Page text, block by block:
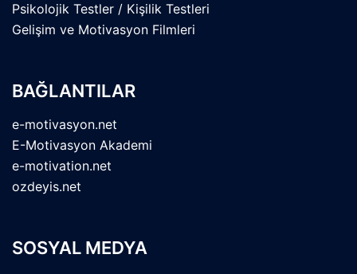
Psikolojik Testler / Kişilik Testleri
Gelişim ve Motivasyon Filmleri
BAĞLANTILAR
e-motivasyon.net
E-Motivasyon Akademi
e-motivation.net
ozdeyis.net
SOSYAL MEDYA